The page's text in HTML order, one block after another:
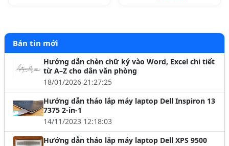
Bản tin mới
Hướng dẫn chèn chữ ký vào Word, Excel chi tiết
từ A–Z cho dân văn phòng
18/01/2026 21:27:25
Hướng dẫn tháo lắp máy laptop Dell Inspiron 13
7375 2-in-1
14/11/2023 12:18:03
Hướng dẫn tháo lắp máy laptop Dell XPS 9500